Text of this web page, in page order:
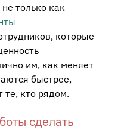
только как
которые
им, как меняет
быстрее,
те, кто рядом.
сделать